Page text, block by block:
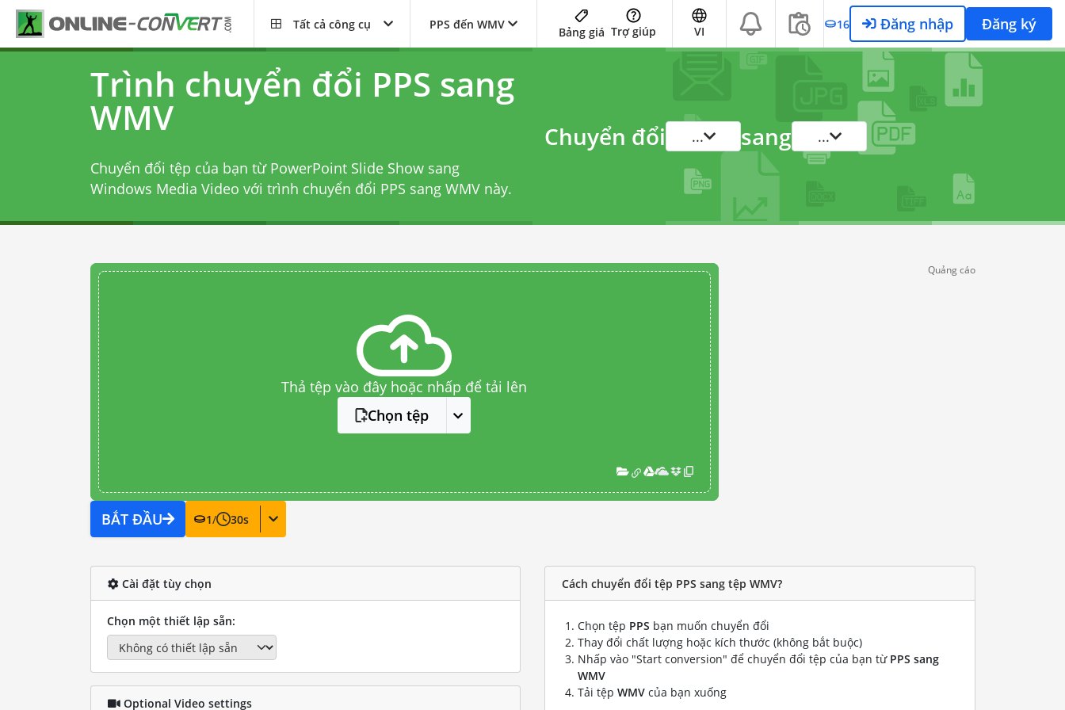
Tất cả công cụ PPS đến WMV
Bảng giá Trợ giúp VI 16 Đăng nhập Đăng ký
Trình chuyển đổi PPS sang
WMV
Chuyển đổi tệp của bạn từ PowerPoint Slide Show sang
Windows Media Video với trình chuyển đổi PPS sang WMVnày.
Chuyển đổi ... sang ...
Thả tệp vào đây hoặc nhấp để tải lên
Chọn tệp
BẮT ĐẦU 1/ 30s
Quảng cáo
Cài đặt tùy chọn
Chọn một thiết lập sẵn:
Optional Video settings
Cách chuyển đổi tệp PPS sang tệp WMV?
Chọn tệp PPS bạn muốn chuyển đổi
Thay đổi chất lượng hoặc kích thước (không bắt buộc)
Nhấp vào "Start conversion" để chuyển đổi tệp của bạn từ PPS sang
WMV
Tải tệp WMV của bạn xuống